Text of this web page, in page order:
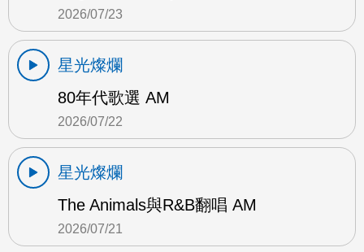
2026/07/23
星光燦爛
80年代歌選 AM
2026/07/22
星光燦爛
The Animals與R&B翻唱 AM
2026/07/21